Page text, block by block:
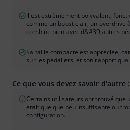
Il est extrêmement polyvalent,
comme un boost clair, un overdrive
combine bien avec d&#39;autres
Sa taille compacte est appréciée,
sur les pédaliers, et son rapport
Ce que vous devez savoir d'autre :
Certains utilisateurs ont trouvé que
était quelque peu insuffisante ou
configuration.